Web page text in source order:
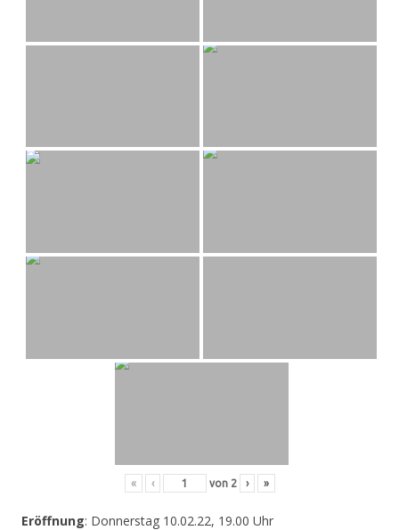
« ‹ von 2 › »
Eröffnung: Donnerstag 10.02.22, 19.00 Uhr